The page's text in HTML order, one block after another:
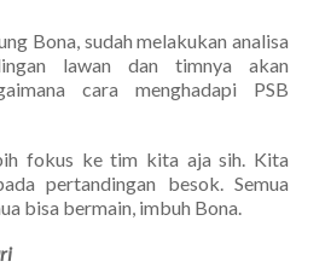
Bona, sudah melakukan analisa
lawan dan timnya akan
cara menghadapi PSB
fokus ke tim kita aja sih. Kita
pertandingan besok. Semua
bisa bermain, imbuh Bona.